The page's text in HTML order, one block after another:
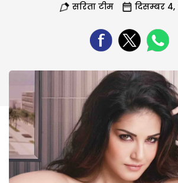
सरिता टीम दिसम्बर 4,